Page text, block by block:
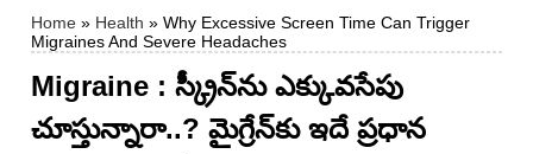
Home » Health » Why Excessive Screen Time Can Trigger
Migraines And Severe Headaches
Migraine : స్క్రీన్‌ను ఎక్కువసేపు
చూస్తున్నారా..? మైగ్రేన్‌కు ఇదే ప్రధాన